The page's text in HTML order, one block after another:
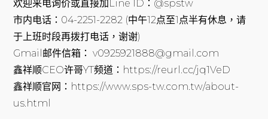
欢迎来电询价或直接加Line ID：@spstw
市内电话：04-2251-2282 (中午12点至1点半有休息，请
于上班时段再拨打电话，谢谢)
Gmail邮件信箱： v0925921888@gmail.com
鑫祥顺CEO许哥YT频道：https://reurl.cc/jq1VeD
鑫祥顺官网：https://www.sps-tw.com.tw/about-
us.html